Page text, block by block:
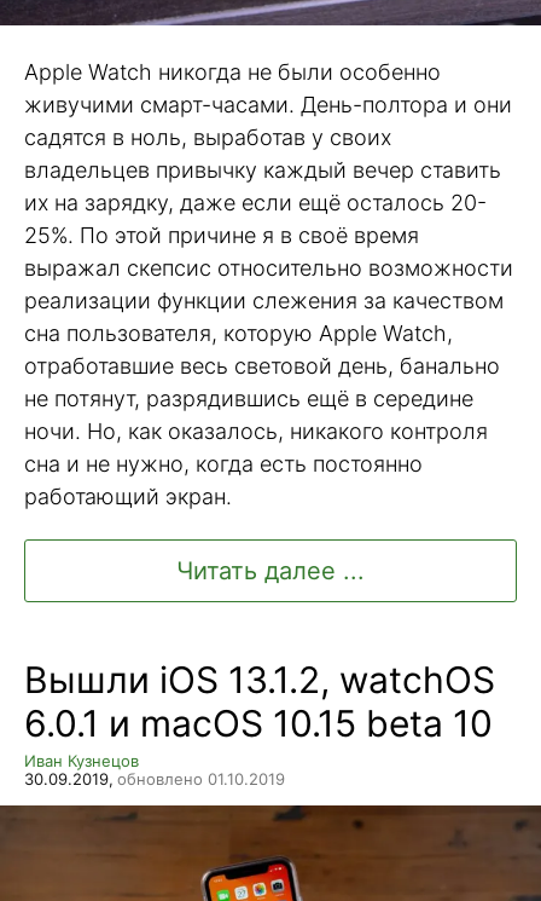
Apple Watch никогда не были особенно
живучими смарт-часами. День-полтора и они
садятся в ноль, выработав у своих
владельцев привычку каждый вечер ставить
их на зарядку, даже если ещё осталось 20-
25%. По этой причине я в своё время
выражал скепсис относительно возможности
реализации функции слежения за качеством
сна пользователя, которую Apple Watch,
отработавшие весь световой день, банально
не потянут, разрядившись ещё в середине
ночи. Но, как оказалось, никакого контроля
сна и не нужно, когда есть постоянно
работающий экран.
Читать далее ...
Вышли iOS 13.1.2, watchOS
6.0.1 и macOS 10.15 beta 10
Иван Кузнецов
30.09.2019, обновлено 01.10.2019